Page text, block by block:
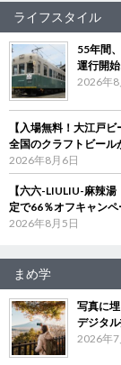
ライフスタイル
55年間
運行開
2026年8
【入場無料！大江戸
全国のクラフトビール
2026年8月6日
【六六-LIULIU-麻辣
定で66％オフキャンペ
2026年8月5日
まめ学
写真に
デジタル
2026年7